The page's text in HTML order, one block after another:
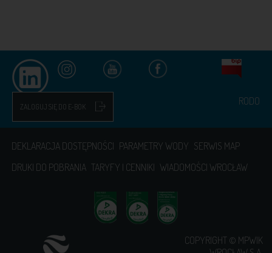
ZALOGUJ SIĘ DO E-BOK
DEKLARACJA DOSTĘPNOŚCI PARAMETRY WODY SERWIS MAP
DRUKI DO POBRANIA TARYFY I CENNIKI WIADOMOŚCI WROCŁAW
RODO
COPYRIGHT © MPWIK